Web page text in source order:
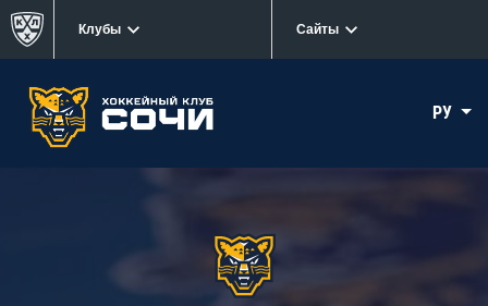
Клубы Сайты
РУ